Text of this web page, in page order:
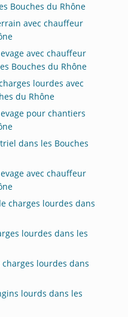
Bouches du Rhône
avec chauffeur
avec chauffeur
Bouches du Rhône
lourdes avec
du Rhône
pour chantiers
dans les Bouches
avec chauffeur
charges lourdes dans
lourdes dans les
lourdes dans
lourds dans les